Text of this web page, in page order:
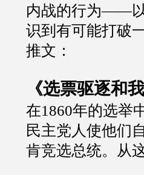
内战的行为——以
识到有可能打破
推文：
《选票驱逐和
在1860年的选举
民主党人使他们
肯竞选总统。从